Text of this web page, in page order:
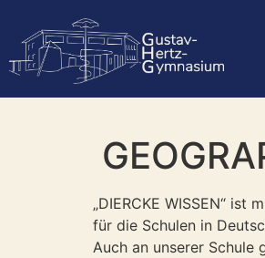
„DIERCKE WISSEN“
für die Schulen in
Auch an unserer